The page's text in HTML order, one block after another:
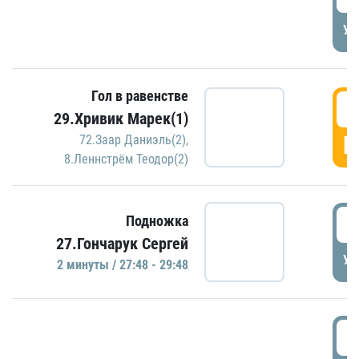
Гол в равенстве
29.Хривик Марек(1)
72.Заар Даниэль(2),
8.Леннстрём Теодор(2)
Подножка
27.Гончарук Сергей
2 минуты / 27:48 - 29:48